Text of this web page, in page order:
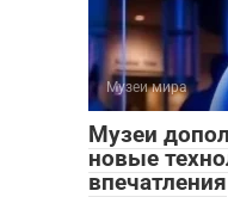
Музеи мира
Музеи
новые
впечатления